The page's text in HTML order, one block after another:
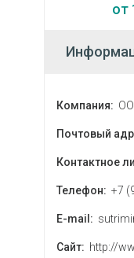
от
Компания:
Почтовый
Контактное
Телефон: +7
E-mail:
Сайт: http://